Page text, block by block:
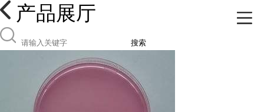
产品展厅
搜索